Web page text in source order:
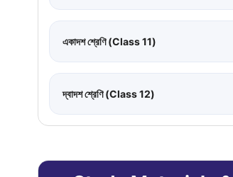
একাদশ শ্রেণি (Class 11)
দ্বাদশ শ্রেণি (Class 12)